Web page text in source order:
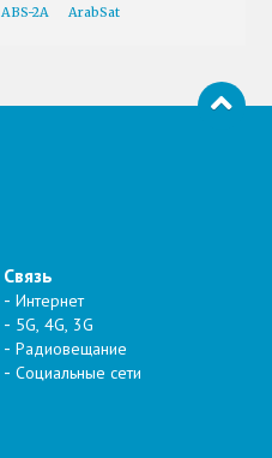
ABS-2A ArabSat
Связь
Интернет
5G, 4G, 3G
Радиовещание
Социальные сети